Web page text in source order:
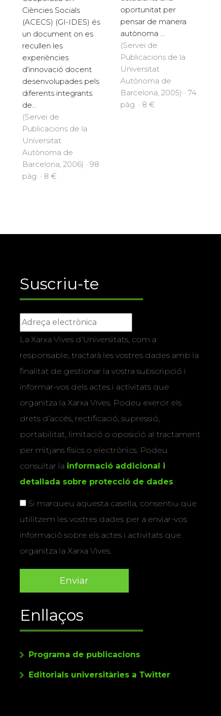
Ciències Socials
(ACECS) (GI-IDES) és
un document on es
recullen les
experiències
d'innovació docent
desenvolupades pels
diferents integrants
de...
(Servei de
Publicacions de la
Universitat
Autònoma de
Barcelona, 2006) · 98
pàg. · 8 €
oportunitat per
pensar de manera
autònoma ...
(Servei de
Publicacions de la
Universitat
Autònoma de
Barcelona, 2005) · 74
pàg. · 8 €
Suscriu-te
La Xarxa Vives d’Universitats, com a
responsable, tractarà les vostres dades amb la
finalitat de gestionar la vostra subscripció i
informar-vos dels actes i activitats que
organitza la Xarxa Vives. Podeu exercir els
drets d’accés, rectificació, supressió,
portabilitat, limitació o oposició al tractament
per mitjans físics o electrònics. Podeu
consultar la informació addicional i
detallada sobre protecció de dades
Si marqueu aquesta casella, consentiu que
utilitzem les vostres dades per a enviar-vos
informació sobre els actes i activitats que
organitza la Xarxa Vives.
Enllaços
Programa de publicacions
Editorials universitàries a Twitter